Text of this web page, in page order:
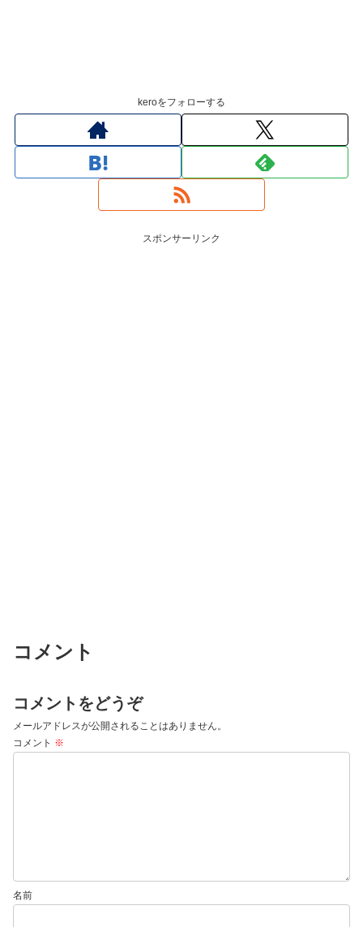
keroをフォローする
スポンサーリンク
コメント
コメントをどうぞ
メールアドレスが公開されることはありません。
コメント ※
名前